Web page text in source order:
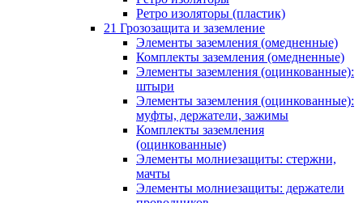
Ретро изоляторы (пластик)
21 Грозозащита и заземление
Элементы заземления (омедненные)
Комплекты заземления (омедненные)
Элементы заземления (оцинкованные):
штыри
Элементы заземления (оцинкованные):
муфты, держатели, зажимы
Комплекты заземления
(оцинкованные)
Элементы молниезащиты: стержни,
мачты
Элементы молниезащиты: держатели